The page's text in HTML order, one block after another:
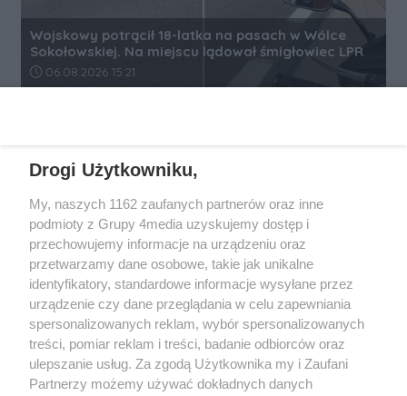
Wojskowy potrącił 18-latka na pasach w Wólce
Sokołowskiej. Na miejscu lądował śmigłowiec LPR
Data dodania artykułu:
06.08.2026 15:21
Wydawcąrzeszow-info.pljest:
FUNDACJA MEDIÓW NIEZALEŻNYCH LIBERTAS
ul. Kopernika 10, 35-002 Rzeszów
Drogi Użytkowniku,
My, naszych 1162 zaufanych partnerów oraz inne
podmioty z Grupy 4media uzyskujemy dostęp i
przechowujemy informacje na urządzeniu oraz
przetwarzamy dane osobowe, takie jak unikalne
identyfikatory, standardowe informacje wysyłane przez
urządzenie czy dane przeglądania w celu zapewniania
spersonalizowanych reklam, wybór spersonalizowanych
treści, pomiar reklam i treści, badanie odbiorców oraz
ulepszanie usług. Za zgodą Użytkownika my i Zaufani
Partnerzy możemy używać dokładnych danych